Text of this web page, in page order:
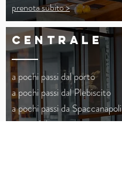
prenota subito >
CENTRALE
a pochi passi dal porto
a pochi passi dal Plebiscito
a pochi passi da Spaccanapoli
metro 1, bus, taxi